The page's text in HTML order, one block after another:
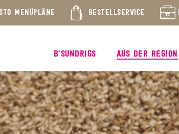
MENÜPLÄNE BESTELLSERVICE
B’SUNDRIGS AUS DER REGION